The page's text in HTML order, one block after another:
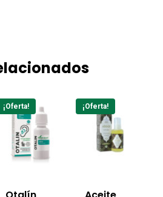
¡Oferta! ¡Oferta!